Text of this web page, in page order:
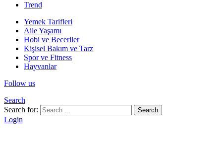
Trend
Yemek Tarifleri
Aile Yaşamı
Hobi ve Beceriler
Kişisel Bakım ve Tarz
Spor ve Fitness
Hayvanlar
Follow us
Search
Search for:
Search
Login